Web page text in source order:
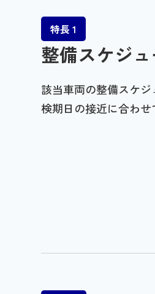
特長 1
整備スケジ
該当車両の整備スケ
検期日の接近に合わ